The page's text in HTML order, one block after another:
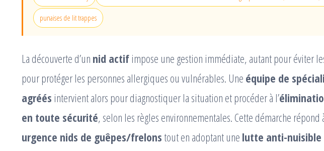
punaises de lit trappes
La découverte d’un nid actif impose une gestion immédiate, autant pour éviter
pour protéger les personnes allergiques ou vulnérables. Une équipe de
agréés intervient alors pour diagnostiquer la situation et procéder à l’
en toute sécurité, selon les règles environnementales. Cette démarche répond
urgence nids de guêpes/frelons tout en adoptant une lutte anti-nuisible